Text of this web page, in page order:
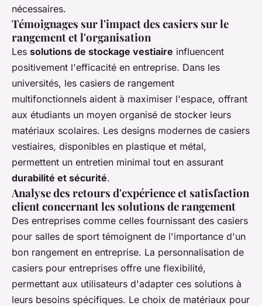
nécessaires.
Témoignages sur l'impact des casiers sur le
rangement et l'organisation
Les solutions de stockage vestiaire influencent
positivement l'efficacité en entreprise. Dans les
universités, les casiers de rangement
multifonctionnels aident à maximiser l'espace, offrant
aux étudiants un moyen organisé de stocker leurs
matériaux scolaires. Les designs modernes de casiers
vestiaires, disponibles en plastique et métal,
permettent un entretien minimal tout en assurant
durabilité et sécurité.
Analyse des retours d'expérience et satisfaction
client concernant les solutions de rangement
Des entreprises comme celles fournissant des casiers
pour salles de sport témoignent de l'importance d'un
bon rangement en entreprise. La personnalisation de
casiers pour entreprises offre une flexibilité,
permettant aux utilisateurs d'adapter ces solutions à
leurs besoins spécifiques. Le choix de matériaux pour